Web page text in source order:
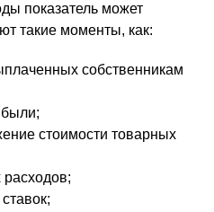
показатель может
такие моменты, как:
собственникам
стоимости товарных